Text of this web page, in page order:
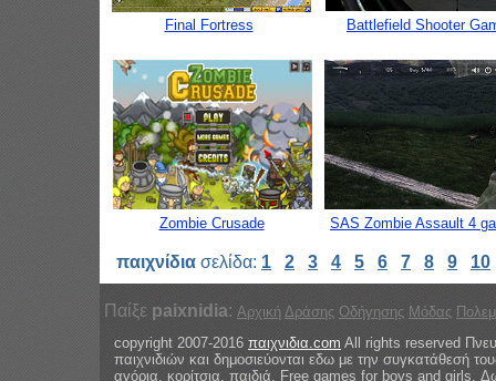
Final Fortress Battlefield Shooter
Zombie Crusade SAS Zombie Assault 4
παιχνίδια σελίδα: 1 2 3 4 5 6 7 8 9 10
Παίξε paixnidia: Αρχική Δράσης Οδήγησης Μόδας
copyright 2007-2016 παιχνιδια.com All rights reserved
παιχνιδιών και δημοσιεύονται εδω με την συγκατάθεσή
αγόρια, κορίτσια, παιδιά. Free games for boys and girls.